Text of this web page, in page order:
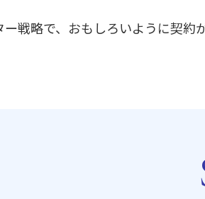
戦略で、おもしろいように契約